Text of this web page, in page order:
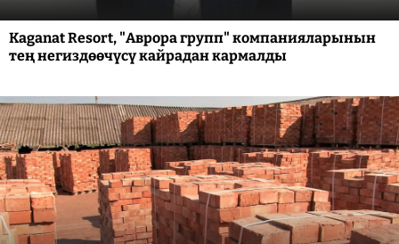
Kaganat Resort, "Аврора групп" компанияларынын
тең негиздөөчүсү кайрадан кармалды